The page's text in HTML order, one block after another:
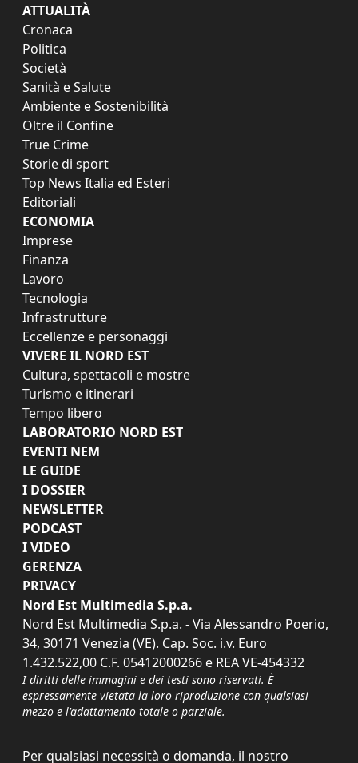
ATTUALITÀ
Cronaca
Politica
Società
Sanità e Salute
Ambiente e Sostenibilità
Oltre il Confine
True Crime
Storie di sport
Top News Italia ed Esteri
Editoriali
ECONOMIA
Imprese
Finanza
Lavoro
Tecnologia
Infrastrutture
Eccellenze e personaggi
VIVERE IL NORD EST
Cultura, spettacoli e mostre
Turismo e itinerari
Tempo libero
LABORATORIO NORD EST
EVENTI NEM
LE GUIDE
I DOSSIER
NEWSLETTER
PODCAST
I VIDEO
GERENZA
PRIVACY
Nord Est Multimedia S.p.a.
Nord Est Multimedia S.p.a. - Via Alessandro Poerio,
34, 30171 Venezia (VE). Cap. Soc. i.v. Euro
1.432.522,00 C.F. 05412000266 e REA VE-454332
I diritti delle immagini e dei testi sono riservati. È
espressamente vietata la loro riproduzione con qualsiasi
mezzo e l'adattamento totale o parziale.
Per qualsiasi necessità o domanda, il nostro